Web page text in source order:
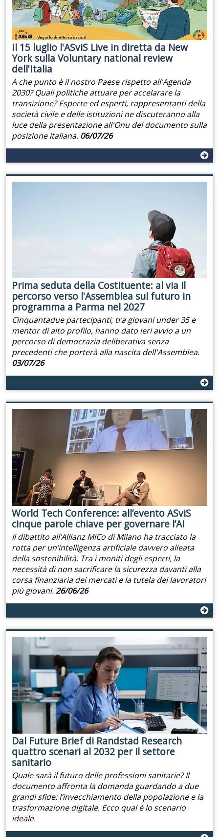
Il 15 luglio l'ASviS Live in diretta da New
York sulla Voluntary national review
dell'Italia
A che punto è il nostro Paese rispetto all'Agenda
2030? Quali politiche attuare per accelarare la
transizione? Esperte ed esperti, rappresentanti della
società civile e delle istituzioni ne discuteranno alla
luce della presentazione all'Onu del documento sulla
posizione italiana. 06/07/26
Prima seduta della Costituente: al via il
percorso verso l'Assemblea sul futuro in
programma a Parma nel 2027
Cinquantadue partecipanti, tra giovani under 35 e
mentor di alto profilo, hanno dato ieri avvio a un
percorso di democrazia deliberativa senza
precedenti che porterà alla nascita dell'Assemblea.
03/07/26
World Tech Conference: all’evento ASviS
cinque parole chiave per governare l’AI
Il dibattito all’Allianz MiCo di Milano ha tracciato la
rotta per un’intelligenza artificiale davvero alleata
della sostenibilità. Tra i moniti degli esperti, la
necessità di non sacrificare la sicurezza davanti alla
corsa finanziaria dei mercati e la tutela dei lavoratori
più giovani.26/06/26
Dal Future Brief di Randstad Research
quattro scenari al 2032 per il settore
sanitario
Quale sarà il futuro delle professioni sanitarie? Il
documento affronta la domanda guardando a due
grandi sfide: l’invecchiamento della popolazione e la
trasformazione digitale. Ecco qual è lo scenario
ideale.